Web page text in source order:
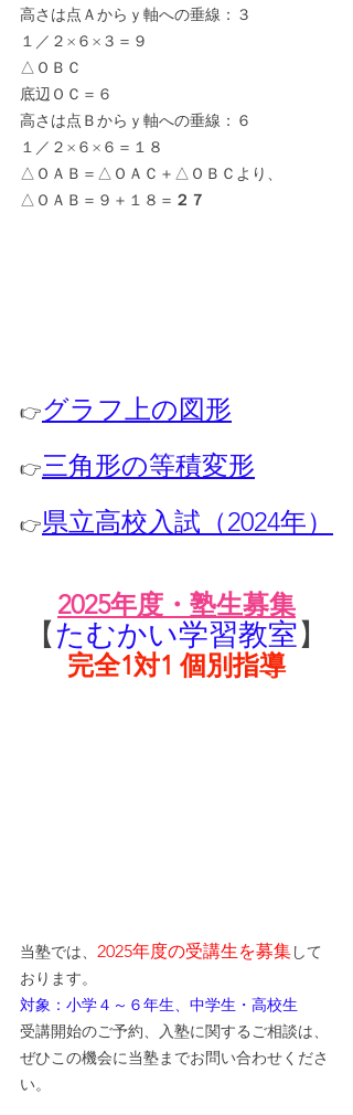
高さは点Ａからｙ軸への垂線：３
１／２×６×３＝９
△ＯＢＣ
底辺ＯＣ＝６
高さは点Ｂからｙ軸への垂線：６
１／２×６×６＝１８
△ＯＡＢ＝△ＯＡＣ＋△ＯＢＣより、
△ＯＡＢ＝９＋１８＝ ２７
👉グラフ上の図形
👉三角形の等積変形
👉県立高校入試（2024年）
2025年度・塾生募集
【たむかい学習教室】
完全1対1 個別指導
当塾では、 2025年度の受講生を募集して
おります。
対象：小学４～６年生、中学生・高校生
受講開始のご予約、入塾に関するご相談は、
ぜひこの機会に当塾までお問い合わせくださ
い。